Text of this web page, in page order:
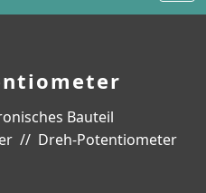
Bauteil
Dreh-Potentiometer